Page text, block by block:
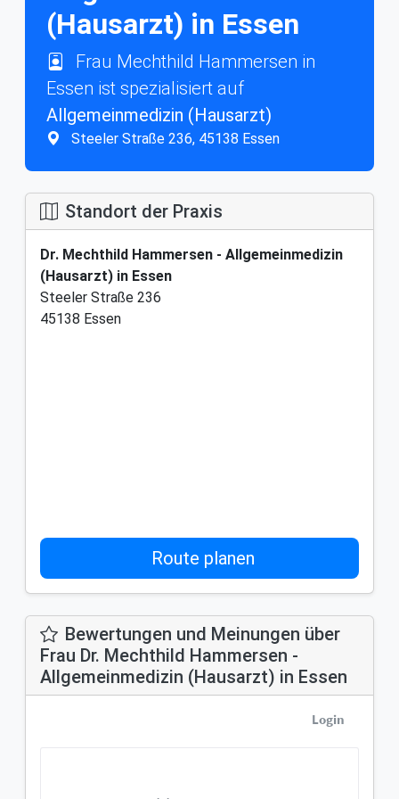
(Hausarzt) in Essen
Frau Mechthild Hammersen in
Essen ist spezialisiert auf
Allgemeinmedizin (Hausarzt)
Steeler Straße 236, 45138 Essen
Standort der Praxis
Dr. Mechthild Hammersen - Allgemeinmedizin
(Hausarzt) in Essen
Steeler Straße 236
45138 Essen
Route planen
Bewertungen und Meinungen über
Frau Dr. Mechthild Hammersen -
Allgemeinmedizin (Hausarzt) in Essen
Login